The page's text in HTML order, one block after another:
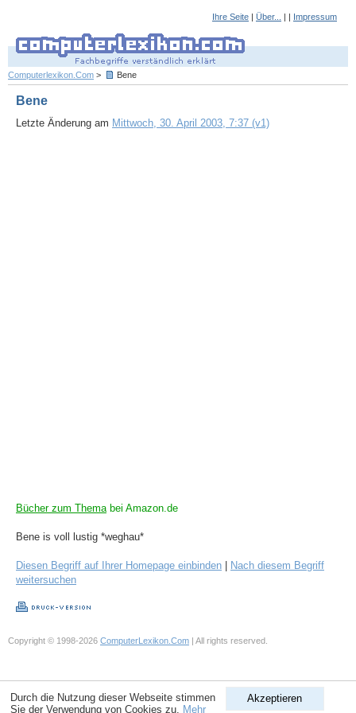
Ihre Seite | Über... | | Impressum
Computerlexikon.Com > Bene
Bene
Letzte Änderung am Mittwoch, 30. April 2003, 7:37 (v1)
Bücher zum Themabei Amazon.de
Bene is voll lustig *weghau*
Diesen Begriff auf Ihrer Homepage einbinden
Nach diesem Begriff
weitersuchen
Akzeptieren
Durch die Nutzung dieser Webseite stimmen
Sie der Verwendung von Cookies zu. Mehr
Copyright © 1998-2026 ComputerLexikon.Com | All rights reserved.